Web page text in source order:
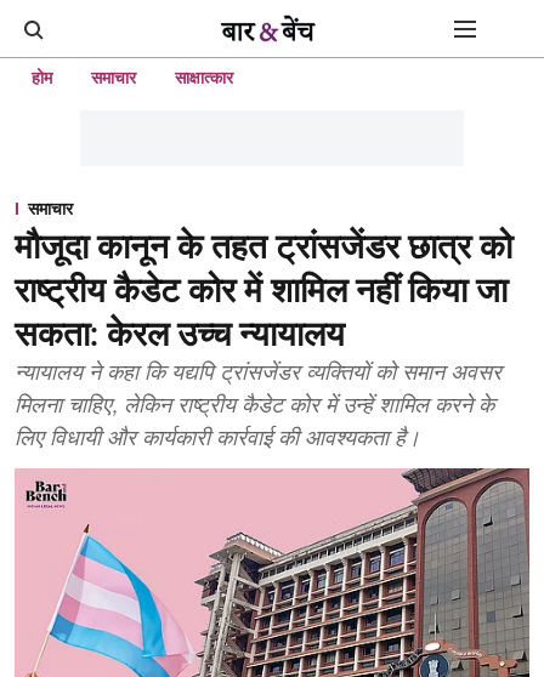
होम समाचार साक्षात्कार
समाचार
मौजूदा कानून के तहत ट्रांसजेंडर छात्र को
राष्ट्रीय कैडेट कोर में शामिल नहीं किया जा
सकता: केरल उच्च न्यायालय
न्यायालय ने कहा कि यद्यपि ट्रांसजेंडर व्यक्तियों को समान अवसर
मिलना चाहिए, लेकिन राष्ट्रीय कैडेट कोर में उन्हें शामिल करने के
लिए विधायी और कार्यकारी कार्रवाई की आवश्यकता है।